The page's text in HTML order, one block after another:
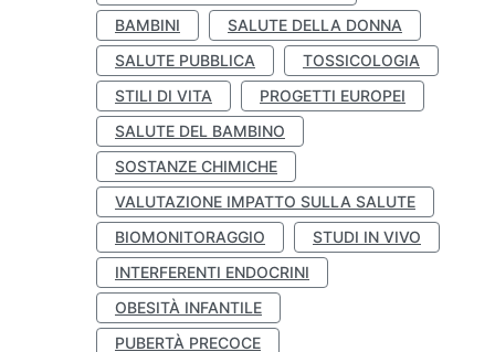
BAMBINI
SALUTE DELLA DONNA
SALUTE PUBBLICA
TOSSICOLOGIA
STILI DI VITA
PROGETTI EUROPEI
SALUTE DEL BAMBINO
SOSTANZE CHIMICHE
VALUTAZIONE IMPATTO SULLA SALUTE
BIOMONITORAGGIO
STUDI IN VIVO
INTERFERENTI ENDOCRINI
OBESITÀ INFANTILE
PUBERTÀ PRECOCE